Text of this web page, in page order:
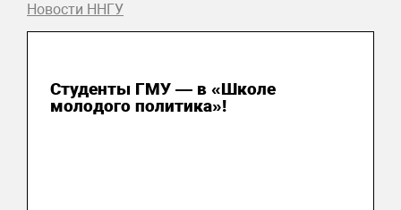
Новости ННГУ
Студенты ГМУ — в «Школе
молодого политика»!